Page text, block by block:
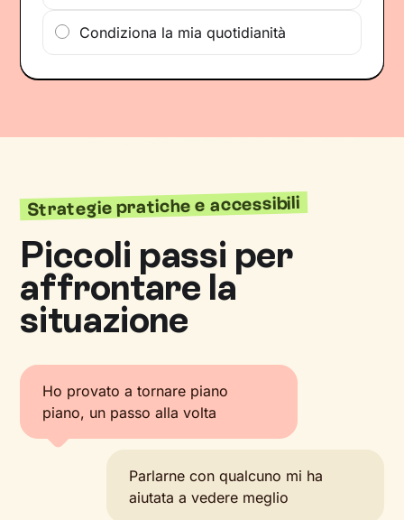
Condiziona la mia quotidianità
Strategie pratiche e accessibili
Piccoli passi per
affrontare la
situazione
Ho provato a tornare piano
piano, un passo alla volta
Parlarne con qualcuno mi ha
aiutata a vedere meglio